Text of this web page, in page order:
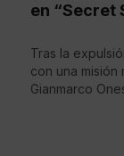
en “Secret
Tras la
con una
Gianmarco